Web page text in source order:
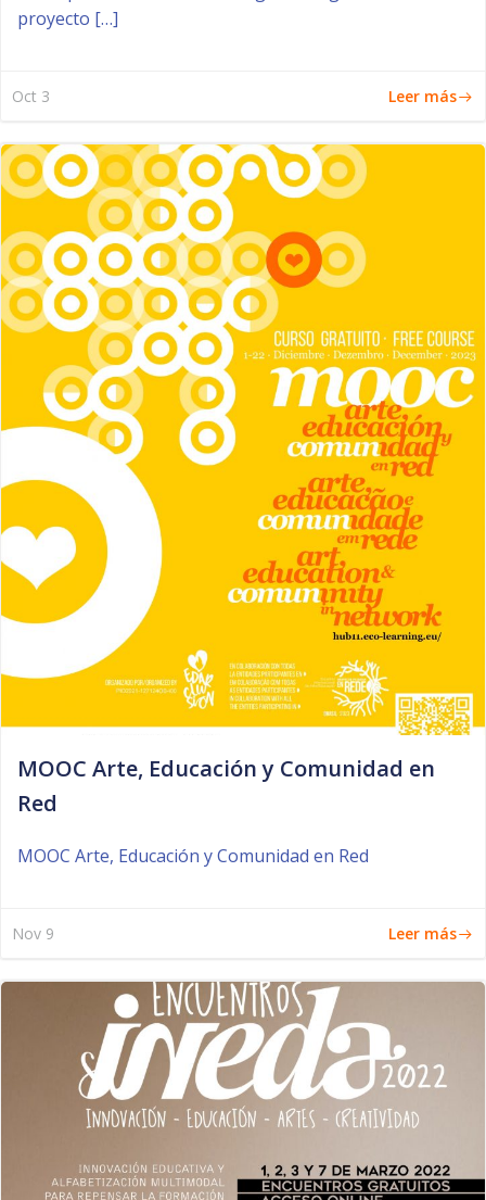
proyecto […]
Oct 3 Leer más
MOOC Arte, Educación y Comunidad en
Red
MOOC Arte, Educación y Comunidad en Red
Nov 9 Leer más